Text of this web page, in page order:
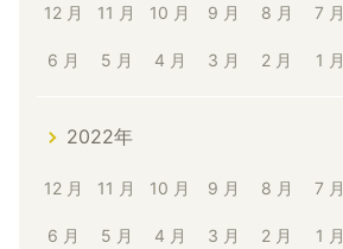
12 月 11 月 10 月 9 月 8 月 7 月
6 月 5 月 4 月 3 月 2 月 1 月
2022年
12 月 11 月 10 月 9 月 8 月 7 月
6 月 5 月 4 月 3 月 2 月 1 月